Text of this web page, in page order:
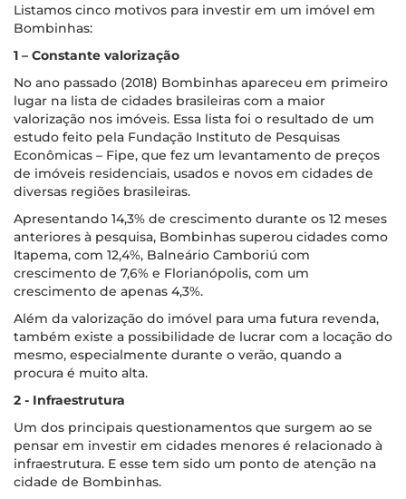
Listamos cinco motivos para investir em um imóvel em
Bombinhas:
1 – Constante valorização
No ano passado (2018) Bombinhas apareceu em primeiro
lugar na lista de cidades brasileiras com a maior
valorização nos imóveis. Essa lista foi o resultado de um
estudo feito pela Fundação Instituto de Pesquisas
Econômicas – Fipe, que fez um levantamento de preços
de imóveis residenciais, usados e novos em cidades de
diversas regiões brasileiras.
Apresentando 14,3% de crescimento durante os 12 meses
anteriores à pesquisa, Bombinhas superou cidades como
Itapema, com 12,4%, Balneário Camboriú com
crescimento de 7,6% e Florianópolis, com um
crescimento de apenas 4,3%.
Além da valorização do imóvel para uma futura revenda,
também existe a possibilidade de lucrar com a locação do
mesmo, especialmente durante o verão, quando a
procura é muito alta.
2 - Infraestrutura
Um dos principais questionamentos que surgem ao se
pensar em investir em cidades menores é relacionado à
infraestrutura. E esse tem sido um ponto de atenção na
cidade de Bombinhas.